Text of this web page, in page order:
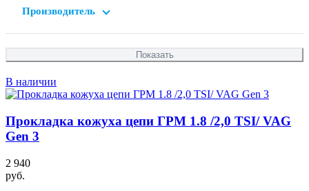
Производитель
В наличии
Прокладка кожуха цепи ГРМ 1.8 /2,0 TSI/ VAG
Gen 3
2 940
руб.